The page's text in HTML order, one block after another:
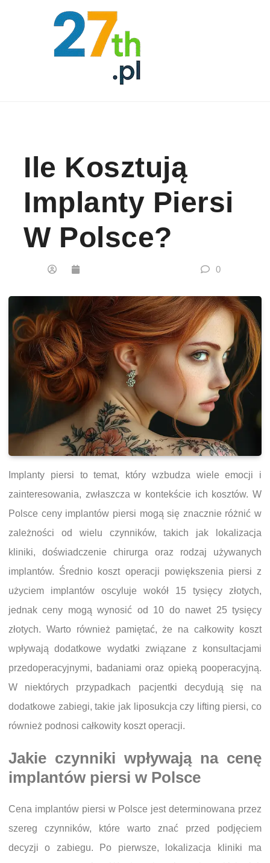
Ile Kosztują
Implanty Piersi
W Polsce?
0
Implanty piersi to temat, który wzbudza wiele emocji i
zainteresowania, zwłaszcza w kontekście ich kosztów. W
Polsce ceny implantów piersi mogą się znacznie różnić w
zależności od wielu czynników, takich jak lokalizacja
kliniki, doświadczenie chirurga oraz rodzaj używanych
implantów. Średnio koszt operacji powiększenia piersi z
użyciem implantów oscyluje wokół 15 tysięcy złotych,
jednak ceny mogą wynosić od 10 do nawet 25 tysięcy
złotych. Warto również pamiętać, że na całkowity koszt
wpływają dodatkowe wydatki związane z konsultacjami
przedoperacyjnymi, badaniami oraz opieką pooperacyjną.
W niektórych przypadkach pacjentki decydują się na
dodatkowe zabiegi, takie jak liposukcja czy lifting piersi, co
również podnosi całkowity koszt operacji.
Jakie czynniki wpływają na cenę
implantów piersi w Polsce
Cena implantów piersi w Polsce jest determinowana przez
szereg czynników, które warto znać przed podjęciem
decyzji o zabiegu. Po pierwsze, lokalizacja kliniki ma